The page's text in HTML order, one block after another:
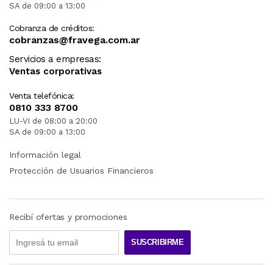
SA de 09:00 a 13:00
Cobranza de créditos:
cobranzas@fravega.com.ar
Servicios a empresas:
Ventas corporativas
Venta telefónica:
0810 333 8700
LU-VI de 08:00 a 20:00
SA de 09:00 a 13:00
Información legal
Protección de Usuarios Financieros
Recibí ofertas y promociones
SUSCRIBIRME